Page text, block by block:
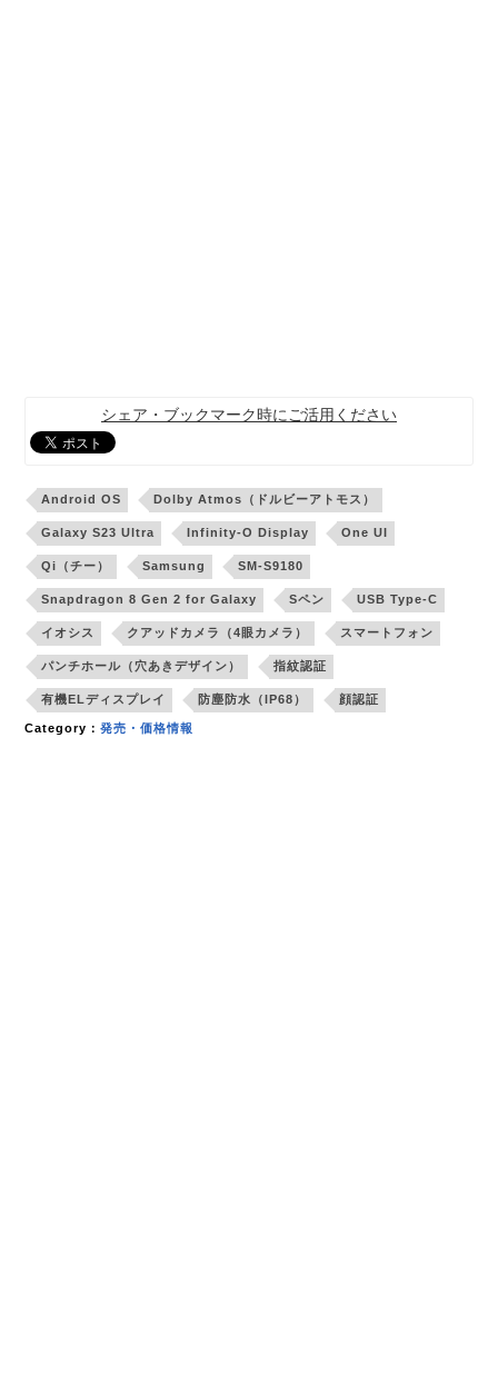
シェア・ブックマーク時にご活用ください
Android OS Dolby Atmos（ドルビーアトモス）
Galaxy S23 Ultra Infinity-O Display One UI
Qi（チー） Samsung SM-S9180
Snapdragon 8 Gen 2 for Galaxy Sペン USB Type-C
イオシス クアッドカメラ（4眼カメラ） スマートフォン
パンチホール（穴あきデザイン） 指紋認証
有機ELディスプレイ 防塵防水（IP68） 顔認証
Category：発売・価格情報